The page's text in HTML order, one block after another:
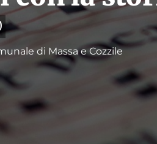
di Massa e Cozzile